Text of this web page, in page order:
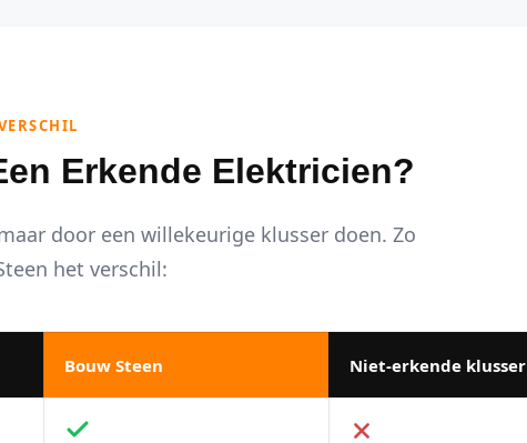
Erkende Elektricien?
door een willekeurige klusser doen. Zo
het verschil:
Bouw Steen Niet-erkende klusser